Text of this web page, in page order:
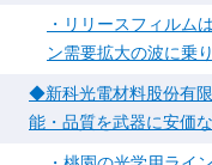
・リリースフィル
ン需要拡大の波に乗
◆新科光電材料股份有
能・品質を武器に安価